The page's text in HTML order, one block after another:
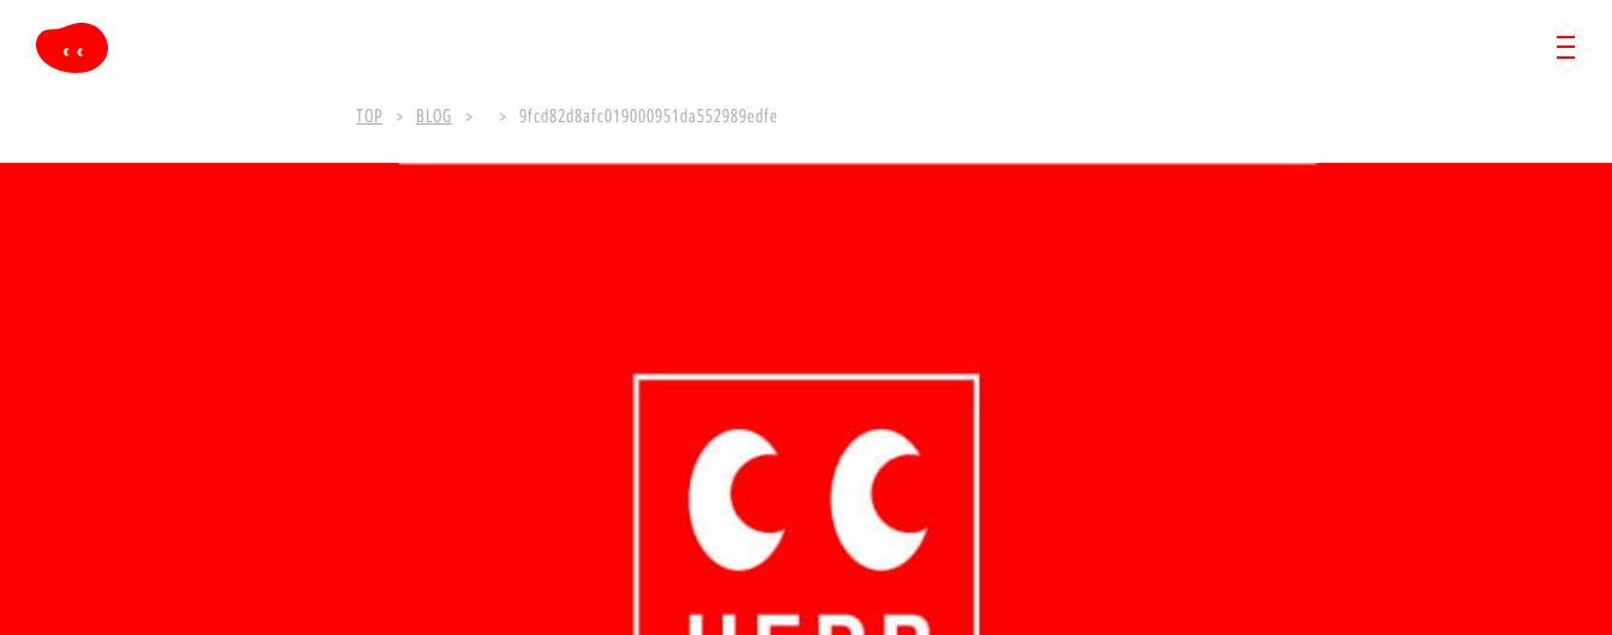
TOP BLOG 9fcd82d8afc019000951da552989edfe